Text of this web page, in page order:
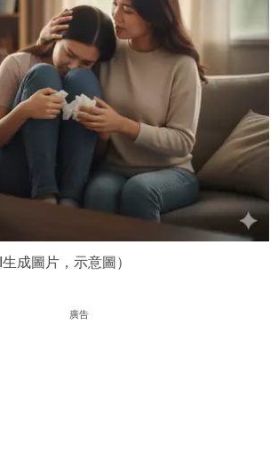
成圖片，示意圖）
廣告